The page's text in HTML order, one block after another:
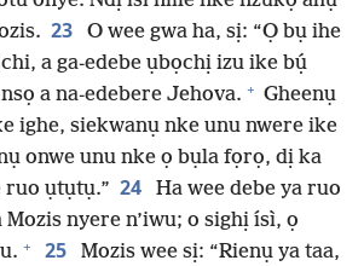
23
O wee gwa ha, sị: “Ọ bụ ihe
a ga-edebe ụbọchị izu ike bụ́
a na-edebere Jehova. + Gheenụ
ighe, siekwanụ nke unu nwere ike
onwe unu nke ọ bụla fọrọ, dị ka
ruo ụtụtụ.” 24
Ha wee debe ya ruo
nyere n’iwu; o sighị ísì, ọ
+ 25
Mozis wee sị: “Rienụ ya taa,